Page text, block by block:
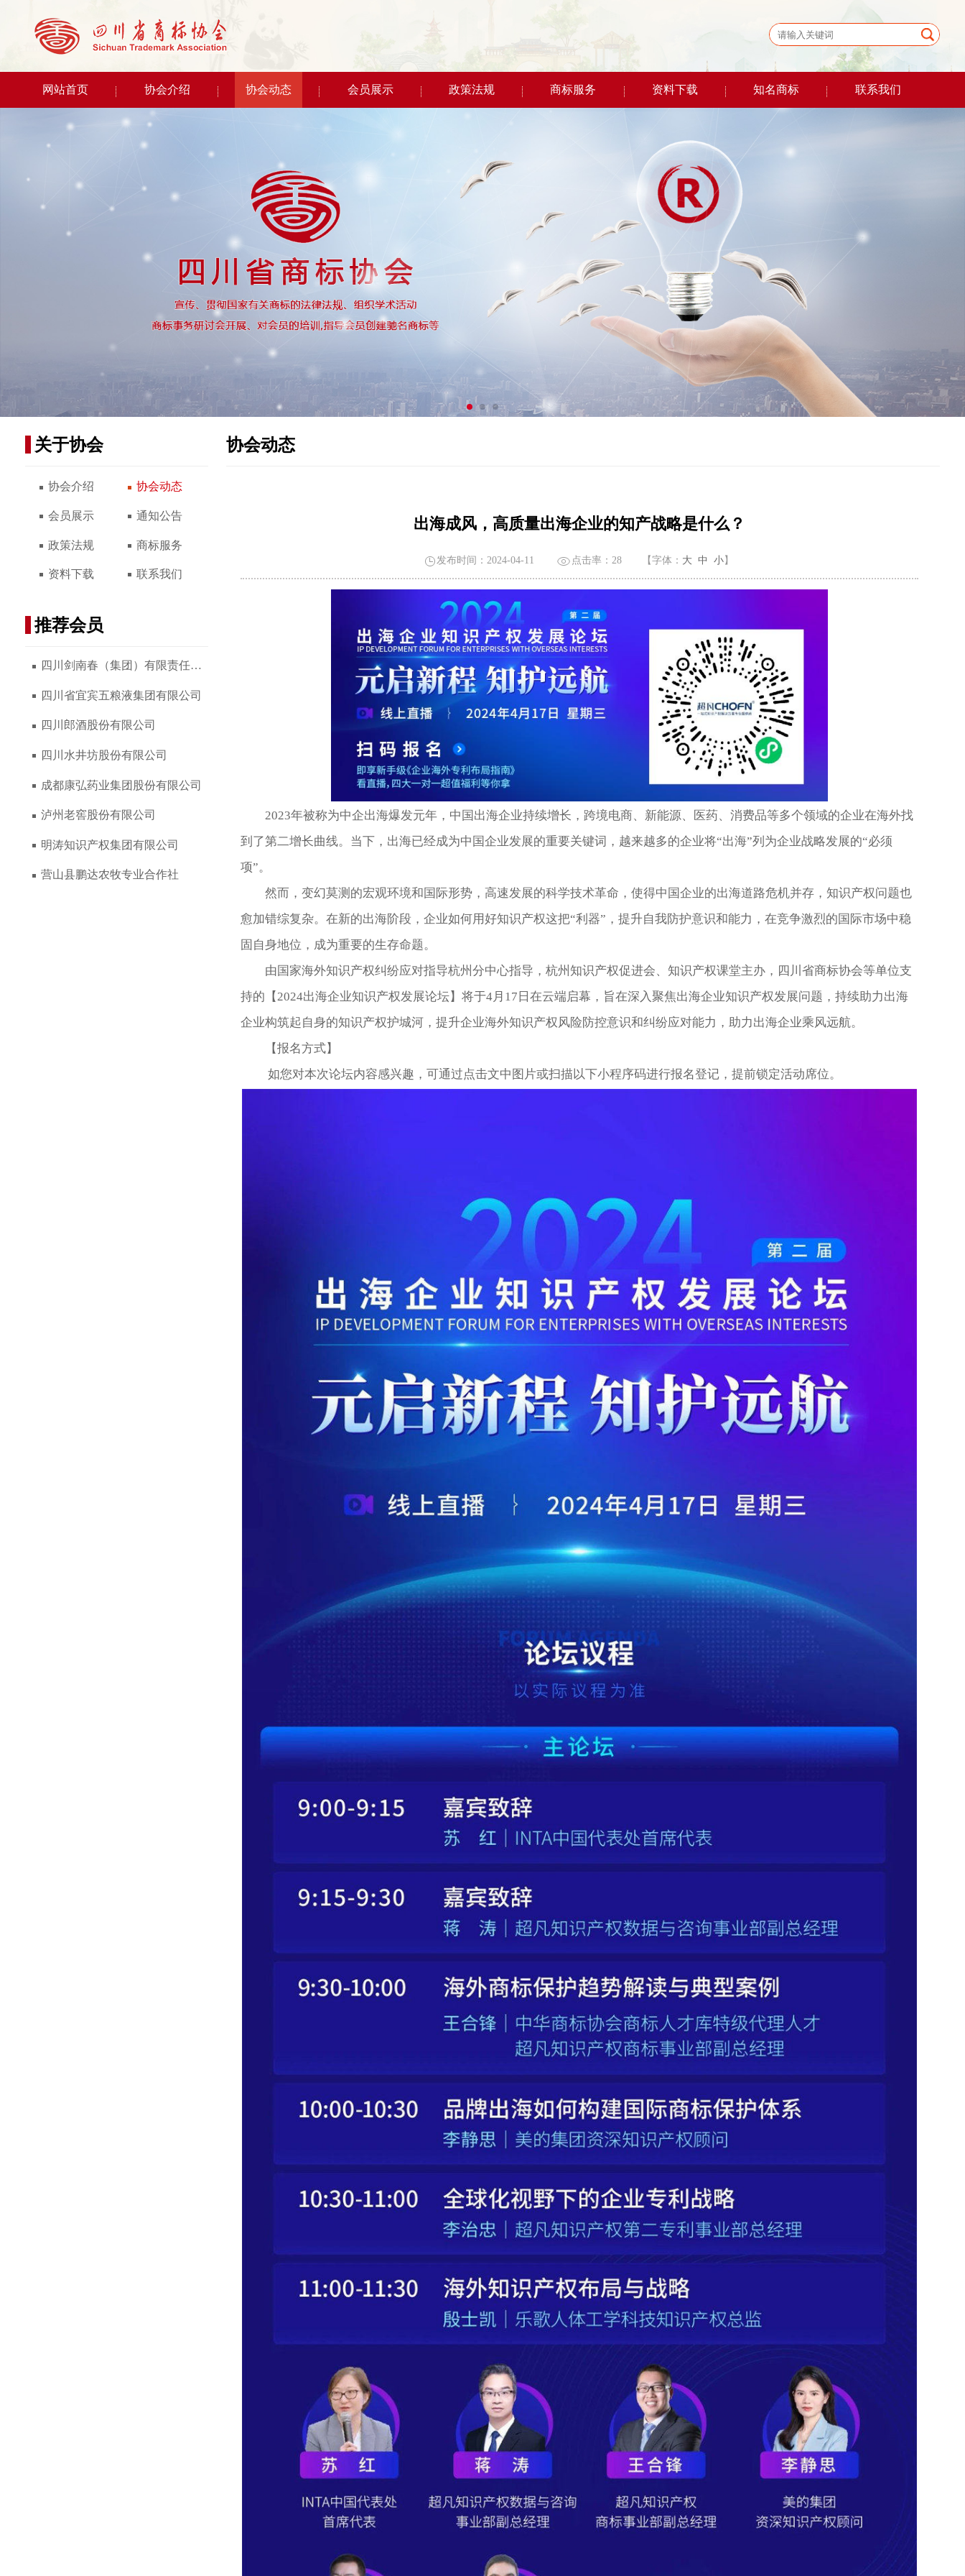
网站首页 协会介绍 协会动态 会员展示 政策法规 商标服务 资料下载 知名商标 联系我们
关于协会
协会介绍 协会动态
会员展示 通知公告
政策法规 商标服务
资料下载 联系我们
推荐会员
四川剑南春（集团）有限责任公司
四川省宜宾五粮液集团有限公司
四川郎酒股份有限公司
四川水井坊股份有限公司
成都康弘药业集团股份有限公司
泸州老窖股份有限公司
明涛知识产权集团有限公司
营山县鹏达农牧专业合作社
协会动态
出海成风，高质量出海企业的知产战略是什么？
发布时间：2024-04-11 点击率：28 【字体： 大 中 小 】
2023年被称为中企出海爆发元年，中国出海企业持续增长，跨境电商、新能源、医药、消费品等多个领域的企业在海外找
到了第二增长曲线。当下，出海已经成为中国企业发展的重要关键词，越来越多的企业将“出海”列为企业战略发展的“必须
项”。
然而，变幻莫测的宏观环境和国际形势，高速发展的科学技术革命，使得中国企业的出海道路危机并存，知识产权问题也
愈加错综复杂。在新的出海阶段，企业如何用好知识产权这把“利器”，提升自我防护意识和能力，在竞争激烈的国际市场中稳
固自身地位，成为重要的生存命题。
由国家海外知识产权纠纷应对指导杭州分中心指导，杭州知识产权促进会、知识产权课堂主办，四川省商标协会等单位支
持的【2024出海企业知识产权发展论坛】将于4月17日在云端启幕，旨在深入聚焦出海企业知识产权发展问题，持续助力出海
企业构筑起自身的知识产权护城河，提升企业海外知识产权风险防控意识和纠纷应对能力，助力出海企业乘风远航。
【报名方式】
如您对本次论坛内容感兴趣，可通过点击文中图片或扫描以下小程序码进行报名登记，提前锁定活动席位。